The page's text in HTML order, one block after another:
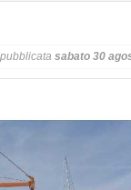
sabato 30